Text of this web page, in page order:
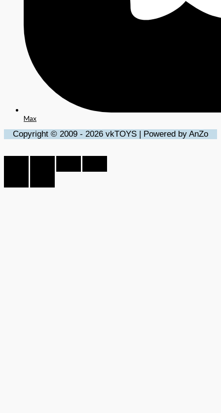
Max
Copyright © 2009 - 2026 vkTOYS | Powered by AnZo